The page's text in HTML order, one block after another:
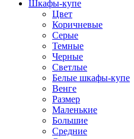
Шкафы-купе
Цвет
Коричневые
Серые
Темные
Черные
Светлые
Белые шкафы-купе
Венге
Размер
Маленькие
Большие
Средние